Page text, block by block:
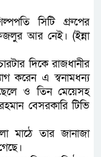
সিটি গ্রুপের
আর নেই। (ইন্না
দিকে রাজধানীর
করেন এ স্বনামধন্য
ও তিন মেয়েসহ
বেসরকারি টিভি
মাঠে তার জানাজা